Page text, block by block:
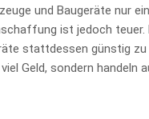
und Baugeräte nur
ist jedoch teuer.
stattdessen günstig zu
Geld, sondern handeln